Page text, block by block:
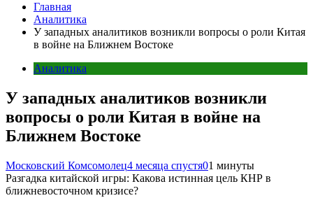
Главная
Аналитика
У западных аналитиков возникли вопросы о роли Китая
в войне на Ближнем Востоке
Аналитика
У западных аналитиков возникли
вопросы о роли Китая в войне на
Ближнем Востоке
Московский Комсомолец4 месяца спустя01 минуты
Разгадка китайской игры: Какова истинная цель КНР в
ближневосточном кризисе?